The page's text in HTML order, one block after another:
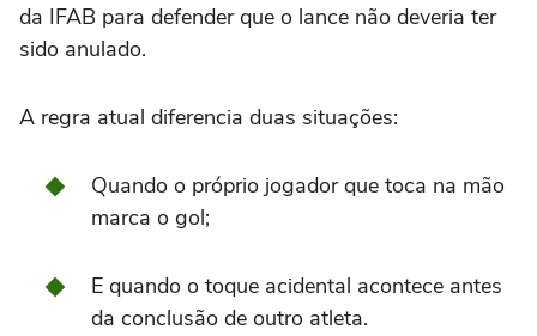
da IFAB para defender que o lance não deveria ter
sido anulado.
A regra atual diferencia duas situações:
Quando o próprio jogador que toca na mão
marca o gol;
E quando o toque acidental acontece antes
da conclusão de outro atleta.